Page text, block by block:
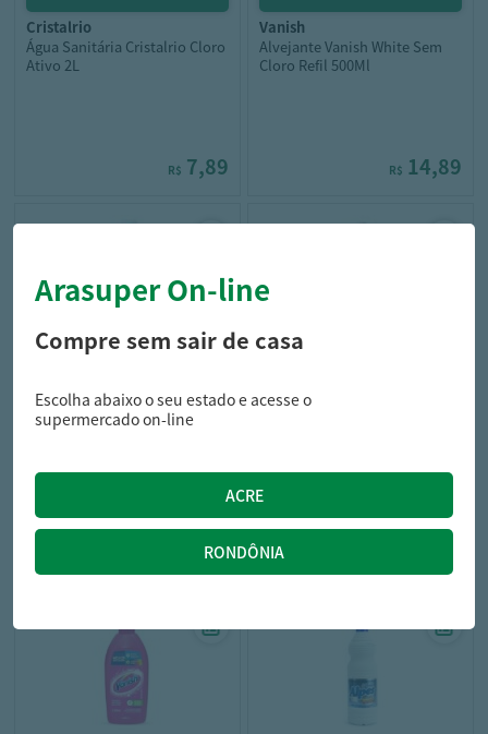
cristalrio
Água Sanitária Cristalrio Cloro
Ativo 2L
R$ 7,89
vanish
Alvejante Vanish White Sem
Cloro Refil 500Ml
R$ 14,89
cristalrio
Água Sanitária Cristal 2L
7,89
Arasuper On-line
Compre sem sair de casa
Escolha abaixo o seu estado e acesse o
supermercado on-line